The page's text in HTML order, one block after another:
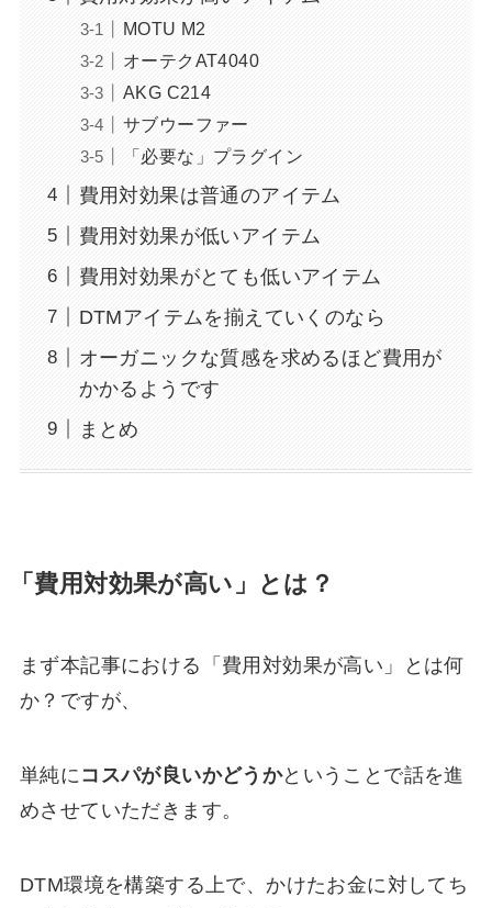
MOTU M2
オーテクAT4040
AKG C214
サブウーファー
「必要な」プラグイン
費用対効果は普通のアイテム
費用対効果が低いアイテム
費用対効果がとても低いアイテム
DTMアイテムを揃えていくのなら
オーガニックな質感を求めるほど費用が
かかるようです
まとめ
「費用対効果が高い」とは？
まず本記事における「費用対効果が高い」とは何
か？ですが、
単純に コスパが良いかどうかということで話を進
めさせていただきます。
DTM環境を構築する上で、かけたお金に対してち